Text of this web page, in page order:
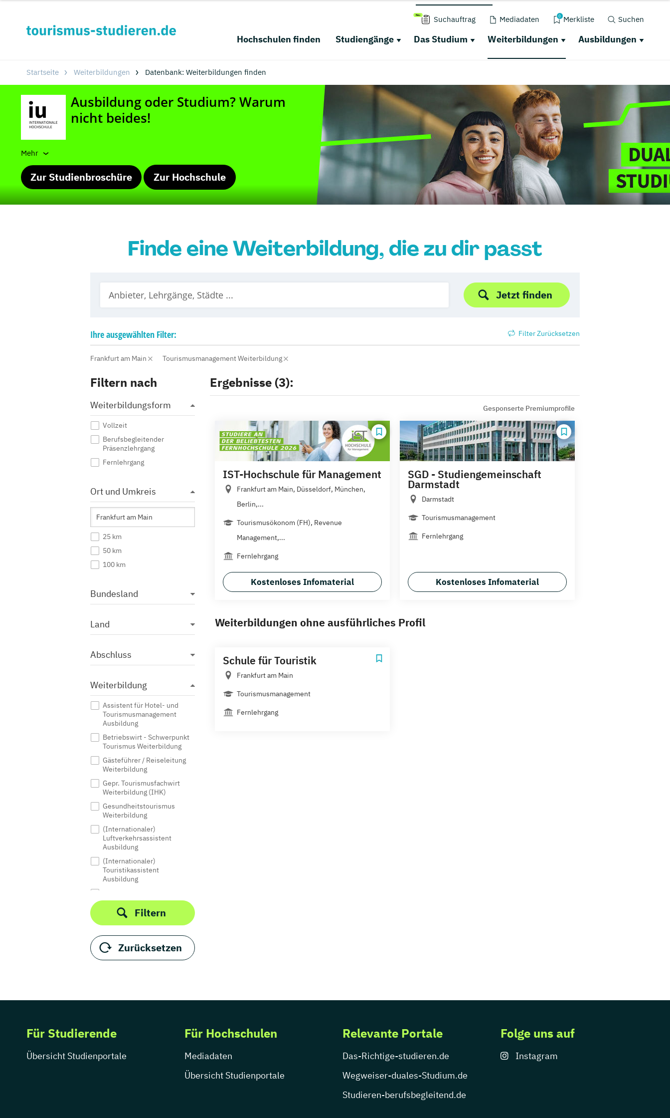
Suchauftrag Mediadaten 0 Merkliste Suchen
Hochschulen finden Studiengänge Das Studium Weiterbildungen Ausbildungen
Startseite Weiterbildungen Datenbank: Weiterbildungen finden
Mehr
Zur Studienbroschüre Zur Hochschule
Finde eine Weiterbildung, die zu dir passt
Jetzt finden
Ihreausgewählten Filter: Filter Zurücksetzen
Frankfurt am Main Tourismusmanagement Weiterbildung
Filtern nach
Weiterbildungsform
Vollzeit
Berufsbegleitender
Präsenzlehrgang
Fernlehrgang
Ort und Umkreis
25 km
50 km
100 km
Bundesland
Land
Abschluss
Weiterbildung
Assistent für Hotel- und
Tourismusmanagement
Ausbildung
Betriebswirt - Schwerpunkt
Tourismus Weiterbildung
Gästeführer / Reiseleitung
Weiterbildung
Gepr. Tourismusfachwirt
Weiterbildung (IHK)
Gesundheitstourismus
Weiterbildung
(Internationaler)
Luftverkehrsassistent
Ausbildung
(Internationaler)
Touristikassistent
Ausbildung
Freizeit Ausbildung (IHK)
Luftverkehr Weiterbildung
Weiterbildung
Servicekaufmann im
Luftverkehr Ausbildung (IHK)
Tourismusmanagement
Weiterbildung
Filtern
Zurücksetzen
Ergebnisse (3):
Gesponserte Premiumprofile
IST-Hochschule für Management
Frankfurt am Main, Düsseldorf, München,
Berlin,...
Tourismusökonom (FH), Revenue
Management,...
Fernlehrgang
Kostenloses Infomaterial
SGD - Studiengemeinschaft
Darmstadt
Darmstadt
Tourismusmanagement
Fernlehrgang
Kostenloses Infomaterial
Weiterbildungen ohne ausführliches Profil
Schule für Touristik
Frankfurt am Main
Tourismusmanagement
Fernlehrgang
Für Studierende
Übersicht Studienportale
Für Hochschulen
Mediadaten
Übersicht Studienportale
Relevante Portale
Das-Richtige-studieren.de
Wegweiser-duales-Studium.de
Studieren-berufsbegleitend.de
Folge uns auf
Instagram